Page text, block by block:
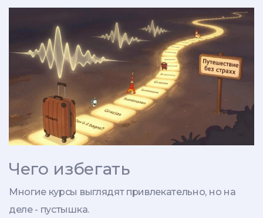
Чего избегать
Многие курсы выглядят привлекательно, но на
деле - пустышка.